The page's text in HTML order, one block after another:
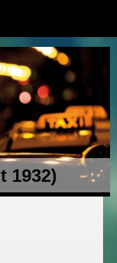
1932)